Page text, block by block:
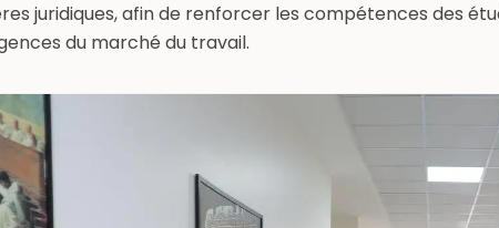
juridiques, afin de renforcer les compétences des
du marché du travail.